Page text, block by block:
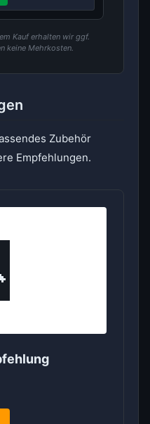
Kauf erhalten wir ggf.
keine Mehrkosten.
Zubehör
Empfehlungen.